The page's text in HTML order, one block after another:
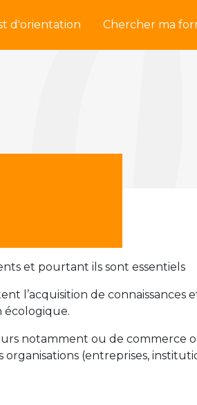
d'orientation Chercher ma
et pourtant ils sont essentiels
l’acquisition de
écologique.
notamment ou de
(entreprises,